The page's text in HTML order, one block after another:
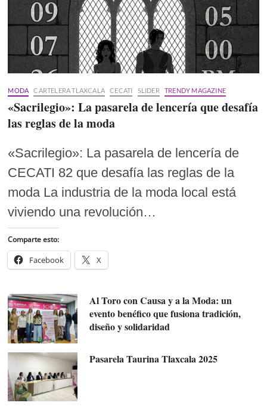
MODA CARTELERA TLAXCALA CECATI SLIDER TRENDY MAGAZINE
«Sacrilegio»: La pasarela de lencería que desafía
las reglas de la moda
«Sacrilegio»: La pasarela de lencería de
CECATI 82 que desafía las reglas de la
moda La industria de la moda local está
viviendo una revolución…
Comparte esto:
Facebook X
Al Toro con Causa y a la Moda: un
evento benéfico que fusiona tradición,
diseño y solidaridad
Pasarela Taurina Tlaxcala 2025